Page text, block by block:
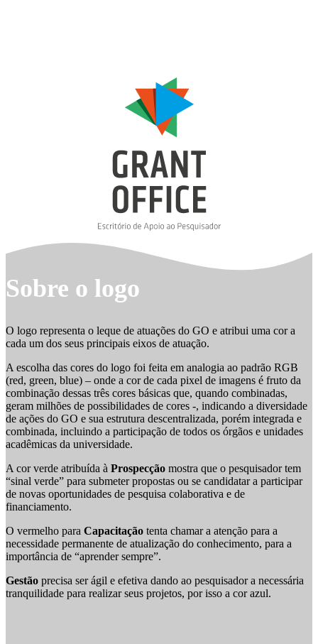
Sobre o logo
O logo representa o leque de atuações do GO e atribui uma cor a
cada um dos seus principais eixos de atuação.
A escolha das cores do logo foi feita em analogia ao padrão RGB
(red, green, blue) – onde a cor de cada pixel de imagens é fruto da
combinação dessas três cores básicas que, quando combinadas,
geram milhões de possibilidades de cores -, indicando a diversidade
de ações do GO e sua estrutura descentralizada, porém integrada e
combinada, incluindo a participação de todos os órgãos e unidades
acadêmicas da universidade.
A cor verde atribuída à Prospecção mostra que o pesquisador tem
“sinal verde” para submeter propostas ou se candidatar a participar
de novas oportunidades de pesquisa colaborativa e de
financiamento.
O vermelho para Capacitação tenta chamar a atenção para a
necessidade permanente de atualização do conhecimento, para a
importância de “aprender sempre”.
Gestão precisa ser ágil e efetiva dando ao pesquisador a necessária
tranquilidade para realizar seus projetos, por isso a cor azul.